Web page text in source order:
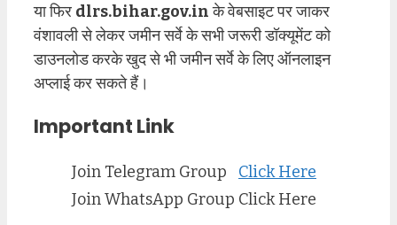
या फिर dlrs.bihar.gov.inके वेबसाइट पर जाकर
वंशावली से लेकर जमीन सर्वे के सभी जरूरी डॉक्यूमेंट को
डाउनलोड करके खुद से भी जमीन सर्वे के लिए ऑनलाइन
अप्लाई कर सकते हैं।
Important Link
Join Telegram Group
Click Here
Join WhatsApp Group Click Here